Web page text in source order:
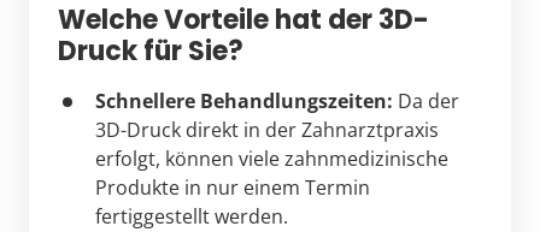
Welche Vorteile hat der 3D-
Druck für Sie?
Schnellere Behandlungszeiten: Da der
3D-Druck direkt in der Zahnarztpraxis
erfolgt, können viele zahnmedizinische
Produkte in nur einem Termin
fertiggestellt werden.